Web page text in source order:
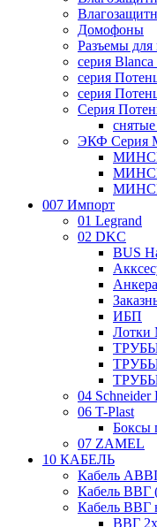
Домофоны
Разъемы
серия
серия
серия
Серия
ЭКФ
007 Импорт
01 Legrand
02 DKC
BUS
ИБП
04 Schneider
06 T-Plast
Боксы
07 ZAMEL
10 КАБЕЛЬ
Кабель
Кабель ВВГ
Кабель ВВГ
ВВГ